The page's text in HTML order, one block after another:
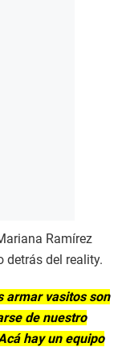
Ramírez
detrás del reality.
armar vasitos son
de nuestro
hay un equipo